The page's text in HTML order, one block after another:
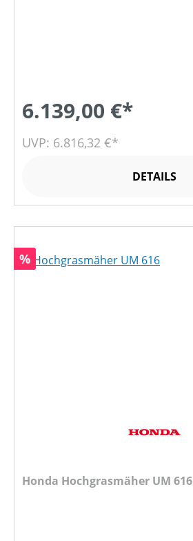
6.139,00 €*
UVP: 6.816,32 €*
DETAILS
Rabatt
%
Honda Hochgrasmäher UM 616